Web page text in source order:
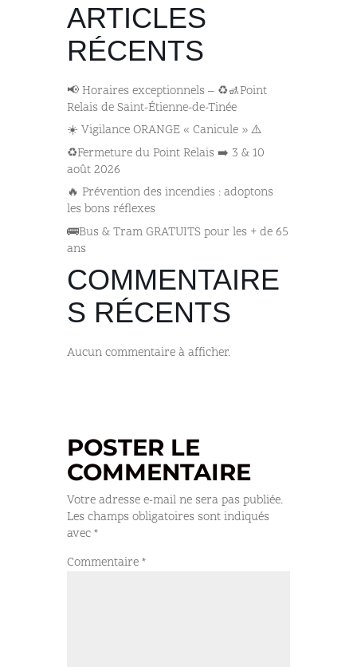
ARTICLES
RÉCENTS
📢 Horaires exceptionnels – ♻️🚮Point
Relais de Saint-Étienne-de-Tinée
☀️ Vigilance ORANGE « Canicule » ⚠️
♻️Fermeture du Point Relais ➡️​ 3 & 10
août 2026
🔥 Prévention des incendies : adoptons
les bons réflexes
🚌​Bus & Tram GRATUITS pour les + de 65
ans
COMMENTAIRE
S RÉCENTS
Aucun commentaire à afficher.
POSTER LE
COMMENTAIRE
Votre adresse e-mail ne sera pas publiée.
Les champs obligatoires sont indiqués
avec*
Commentaire*